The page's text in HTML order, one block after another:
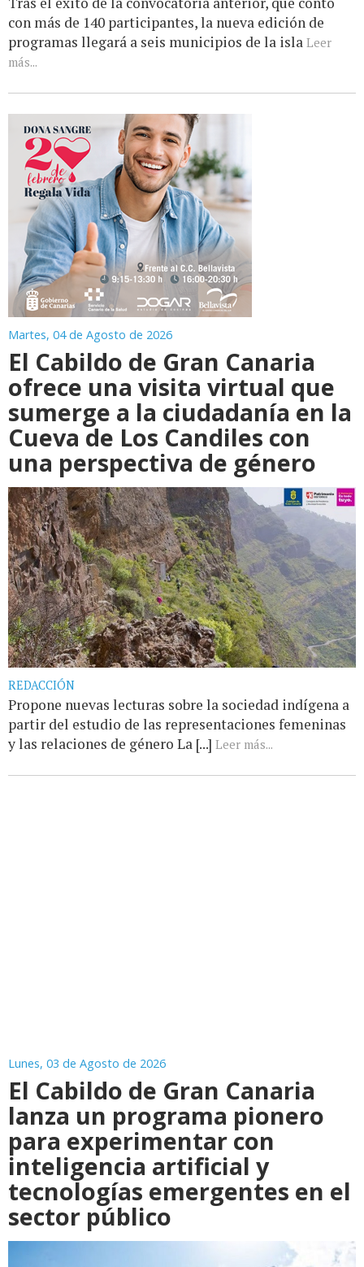
con más de 140 participantes, la nueva edición de
programas llegará a seis municipios de la isla Leer
más...
Martes, 04 de Agosto de 2026
El Cabildo de Gran Canaria
ofrece una visita virtual que
sumerge a la ciudadanía en la
Cueva de Los Candiles con
una perspectiva de género
REDACCIÓN
Propone nuevas lecturas sobre la sociedad indígena a
partir del estudio de las representaciones femeninas
y las relaciones de género La [...] Leer más...
Lunes, 03 de Agosto de 2026
El Cabildo de Gran Canaria
lanza un programa pionero
para experimentar con
inteligencia artificial y
tecnologías emergentes en el
sector público